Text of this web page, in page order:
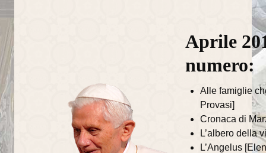
Aprile
numero:
Alle famiglie
Provasi]
Cronaca di
L’albero della
L’Angelus